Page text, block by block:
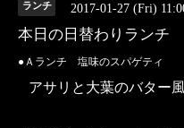
ランチ 2017-01-27 (Fri)
本日の日替わりランチ
●Ａランチ 塩味のスパゲティ
アサリと大葉のバター